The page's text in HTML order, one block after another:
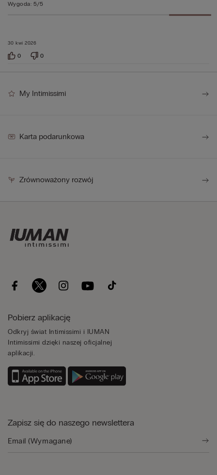
30 kwi 2026
Wygoda: 5/5
0 0
My Intimissimi
Karta podarunkowa
Zrównoważony rozwój
Pobierz aplikację
Odkryj świat Intimissimi i IUMAN
Intimissimi dzięki naszej oficjalnej
aplikacji.
Zapisz się do naszego newslettera